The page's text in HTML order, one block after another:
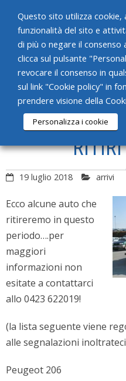
HOME
CHI SIAMO
SERVIZI
NEWS
CONTATTI
19 luglio 2018 arrivi
Ecco alcune auto che
ritireremo in questo
periodo….per
maggiori
informazioni non
esitate a contattarci
allo 0423 622019!
(la lista seguente viene
alle segnalazioni
Peugeot 206
Questo sito utilizza
funzionalità del sito e
di più o negare il
clicca sul pulsante
revocare il consenso in
sul link "Cookie policy" in
prendere visione della
Personalizza i cookie